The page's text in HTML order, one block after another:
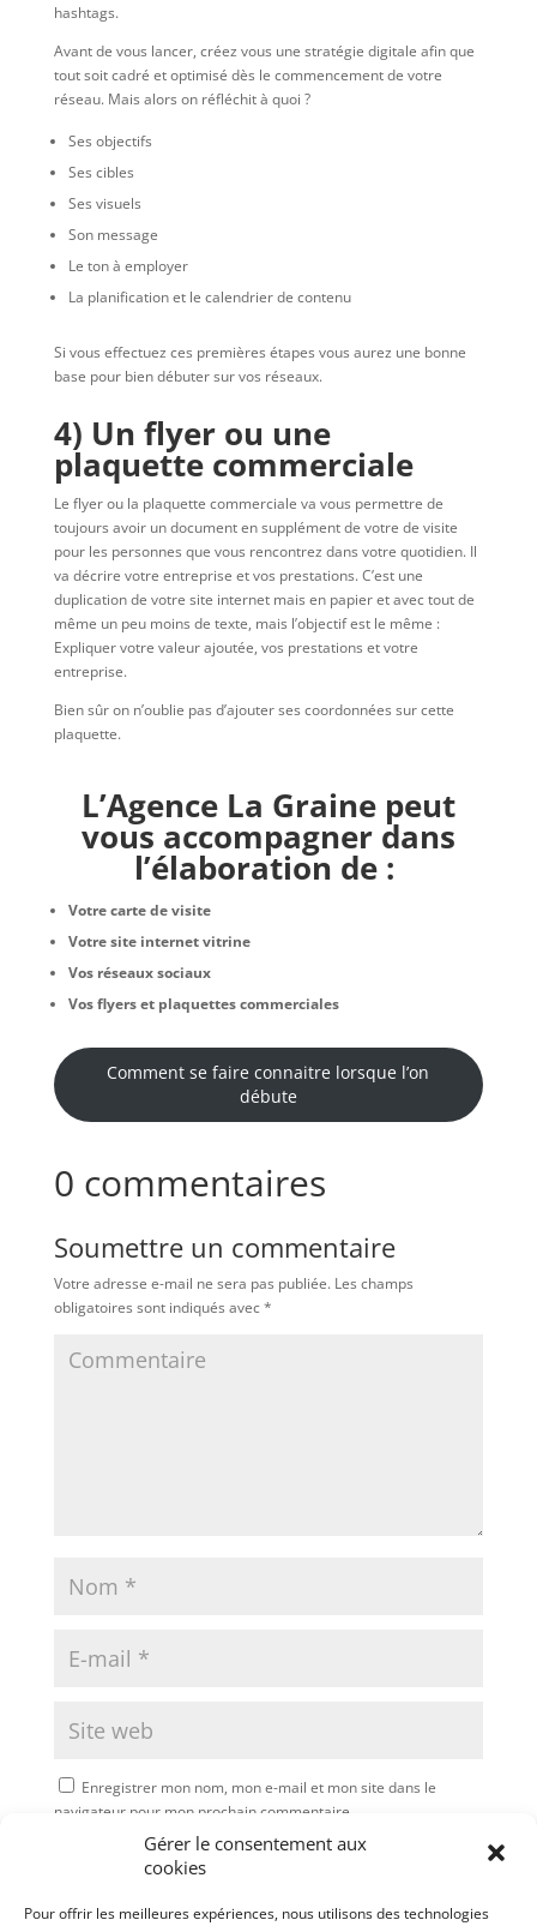
Gérer le consentement aux
cookies
Pour offrir les meilleures expériences, nous utilisons des technologies
hashtags.
Avant de vous lancer, créez vous une stratégie digitale afin que
tout soit cadré et optimisé dès le commencement de votre
réseau. Mais alors on réfléchit à quoi ?
Ses objectifs
Ses cibles
Ses visuels
Son message
Le ton à employer
La planification et le calendrier de contenu
Si vous effectuez ces premières étapes vous aurez une bonne
base pour bien débuter sur vos réseaux.
4) Un flyer ou une
plaquette commerciale
Le flyer ou la plaquette commerciale va vous permettre de
toujours avoir un document en supplément de votre de visite
pour les personnes que vous rencontrez dans votre quotidien. Il
va décrire votre entreprise et vos prestations. C’est une
duplication de votre site internet mais en papier et avec tout de
même un peu moins de texte, mais l’objectif est le même :
Expliquer votre valeur ajoutée, vos prestations et votre
entreprise.
Bien sûr on n’oublie pas d’ajouter ses coordonnées sur cette
plaquette.
L’Agence La Graine peut
vous accompagner dans
l’élaboration de :
Votre carte de visite
Votre site internet vitrine
Vos réseaux sociaux
Vos flyers et plaquettes commerciales
Comment se faire connaitre lorsque l’on
débute
0 commentaires
Soumettre un commentaire
Votre adresse e-mail ne sera pas publiée.Les champs
obligatoires sont indiqués avec*
Enregistrer mon nom, mon e-mail et mon site dans le
navigateur pour mon prochain commentaire.
Soumettre le commentaire